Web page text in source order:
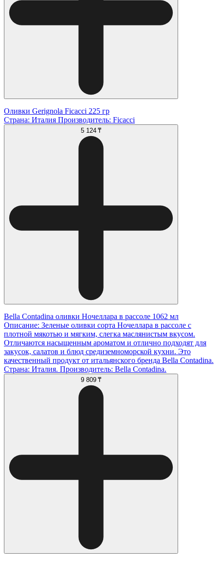
Оливки Gerignola Ficacci 225 гр
Страна: Италия Производитель: Ficacci
5 124 ₸
Bella Contadina оливки Ночеллара в рассоле 1062 мл
Описание: Зеленые оливки сорта Ночеллара в рассоле с
плотной мякотью и мягким, слегка маслянистым вкусом.
Отличаются насыщенным ароматом и отлично подходят для
закусок, салатов и блюд средиземноморской кухни. Это
качественный продукт от итальянского бренда Bella Contadina.
Страна: Италия. Производитель: Bella Contadina.
9 809 ₸